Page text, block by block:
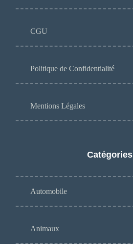
CGU
Politique de Confidentialité
Mentions Légales
Catégories
Automobile
Animaux